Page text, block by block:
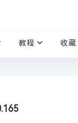
教程 收藏